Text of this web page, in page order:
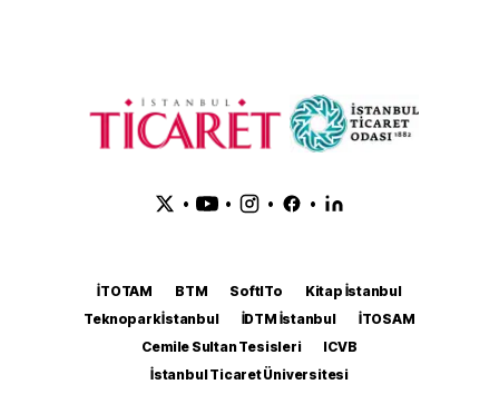
• • • •
İTOTAM BTM SoftITo
Kitap İstanbul
Teknopark İstanbul
İDTM İstanbul
İTOSAM
Cemile Sultan Tesisleri
ICVB
İstanbul Ticaret Üniversitesi